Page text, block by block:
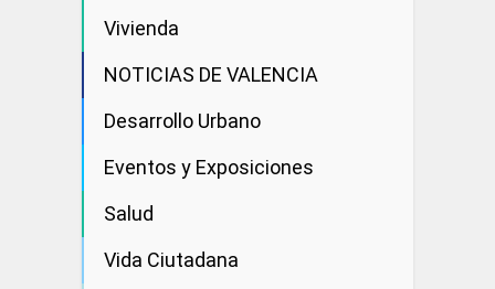
Vivienda
NOTICIAS DE VALENCIA
Desarrollo Urbano
Eventos y Exposiciones
Salud
Vida Ciutadana